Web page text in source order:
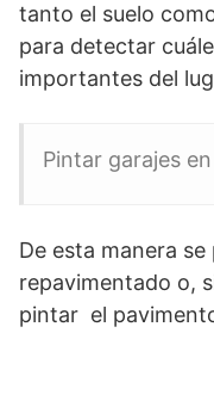
tanto el suelo
para detectar
importantes del
Pintar garajes
De esta manera
repavimentado o,
pintar el